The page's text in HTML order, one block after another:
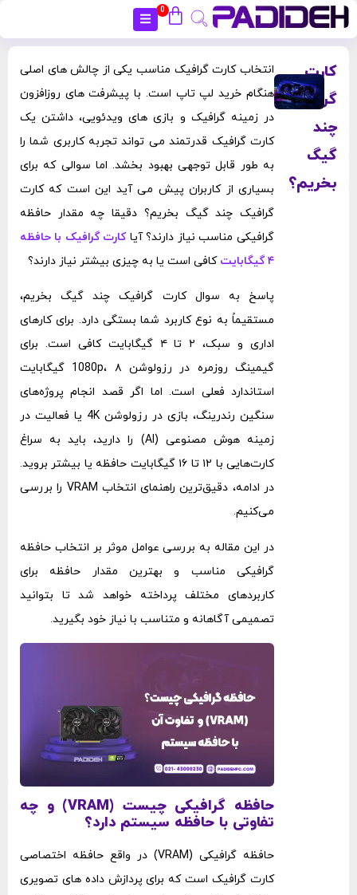
0
کارت
گرافیک
چند
گیگ
بخریم؟
انتخاب کارت گرافیک مناسب یکی از چالش ‌های اصلی
هنگام خرید لپ ‌تاپ است. با پیشرفت ‌های روزافزون
در زمینه گرافیک و بازی ‌های ویدئویی، داشتن یک
کارت گرافیک قدرتمند می ‌تواند تجربه کاربری شما را
به طور قابل توجهی بهبود بخشد. اما سوالی که برای
بسیاری از کاربران پیش می ‌آید این است که کارت
گرافیک چند گیگ بخریم؟ دقیقا چه مقدار حافظه
گرافیکی مناسب نیاز دارند؟ آیاکارت گرافیک با حافظه
۴ گیگابایت
کافی است یا به چیزی بیشتر نیاز دارند؟
پاسخ به سوال کارت گرافیک چند گیگ بخریم،
مستقیماً به نوع کاربرد شما بستگی دارد. برای کارهای
اداری و سبک، ۲ تا ۴ گیگابایت کافی است. برای
گیمینگ روزمره در رزولوشن 1080p، ۸ گیگابایت
استاندارد فعلی است. اما اگر قصد انجام پروژه‌های
سنگین رندرینگ، بازی در رزولوشن 4K یا فعالیت در
زمینه هوش مصنوعی (AI) را دارید، باید به سراغ
کارت‌هایی با ۱۲ تا ۱۶ گیگابایت حافظه یا بیشتر بروید.
در ادامه، دقیق‌ترین راهنمای انتخاب VRAM را بررسی
می‌کنیم.
در این مقاله به بررسی عوامل موثر بر انتخاب حافظه
گرافیکی مناسب و بهترین مقدار حافظه برای
کاربردهای مختلف پرداخته خواهد شد تا بتوانید
تصمیمی آگاهانه و متناسب با نیاز خود بگیرید.
حافظه گرافیکی چیست (VRAM) و چه
تفاوتی با حافظه سیستم دارد؟
حافظه گرافیکی (VRAM) در واقع حافظه اختصاصی
کارت گرافیک است که برای پردازش داده ‌های تصویری
بستن